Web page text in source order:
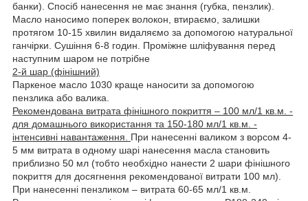
банки). Спосіб нанесення не має знання (губка, пензлик).
Масло наносимо поперек волокон, втираємо, залишки
протягом 10-15 хвилин видаляємо за допомогою натуральної
ганчірки. Сушіння 6-8 годин. Проміжне шліфування перед
наступним шаром не потрібне
2-й шар (фінішний)
Паркеное масло 1030 краще наносити за допомогою
пензлика або валика.
Рекомендована витрата фінішного покриття – 100 мл/1 кв.м. -
для домашнього використання та 150-180 мл/1 кв.м. -
інтенсивні навантаження. При нанесенні валиком з ворсом 4-
5 мм витрата в одному шарі нанесення масла становить
приблизно 50 мл (тобто необхідно нанести 2 шари фінішного
покриття для досягнення рекомендованої витрати 100 мл).
При нанесенні пензликом – витрата 60-65 мл/1 кв.м.